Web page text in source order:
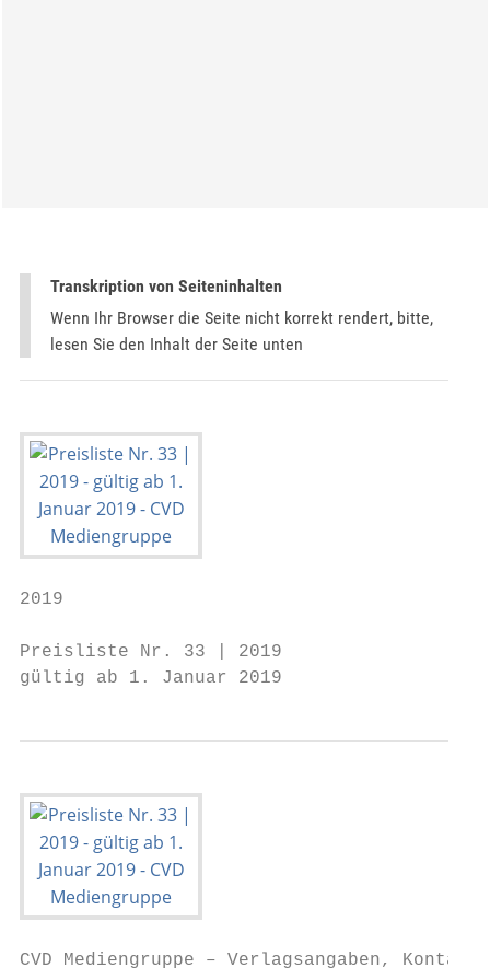
Transkription von Seiteninhalten
Wenn Ihr Browser die Seite nicht korrekt rendert, bitte,
lesen Sie den Inhalt der Seite unten
2019
Preisliste Nr. 33 | 2019
gültig ab 1. Januar 2019
CVD Mediengruppe –